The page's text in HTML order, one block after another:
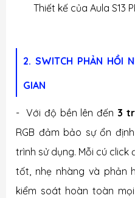
Thiết kế của Aula S13
2. SWITCH PHẢN HỒI
GIAN
- Với độ bền lên đến 3
RGB đảm bảo sự ổn
trình sử dụng. Mỗi cú
tốt, nhẹ nhàng và phản
kiểm soát hoàn toàn